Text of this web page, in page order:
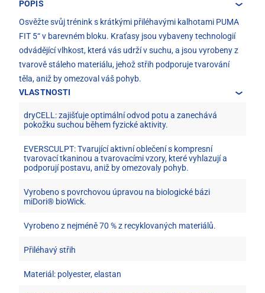
POPIS
Osvěžte svůj trénink s krátkými přiléhavými kalhotami PUMA
FIT 5“ v barevném bloku. Kraťasy jsou vybaveny technologií
odvádějící vlhkost, která vás udrží v suchu, a jsou vyrobeny z
tvarově stáleho materiálu, jehož střih podporuje tvarování
těla, aniž by omezoval váš pohyb.
VLASTNOSTI
dryCELL: zajišťuje optimální odvod potu a zanechává
pokožku suchou během fyzické aktivity.
EVERSCULPT: Tvarující aktivní oblečení s kompresní
tvarovací tkaninou a tvarovacími vzory, které vyhlazují a
podporují postavu, aniž by omezovaly pohyb.
Vyrobeno s povrchovou úpravou na biologické bázi
miDori® bioWick.
Vyrobeno z nejméně 70 % z recyklovaných materiálů.
Přiléhavý střih
Materiál: polyester, elastan